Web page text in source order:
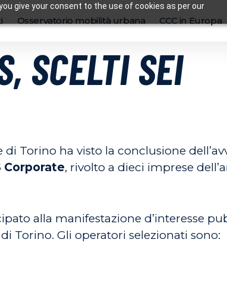
give your consent to the use of cookies as per our
Osservatorio mobilità urbana CCC in Europa
SCELTI SEI
Torino ha visto la conclusione
Corporate, rivolto a dieci imprese
alla manifestazione d’interesse
Torino. Gli operatori selezionati sono: